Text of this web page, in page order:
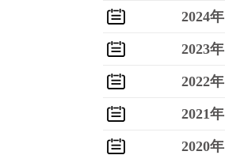
2024年
2023年
2022年
2021年
2020年